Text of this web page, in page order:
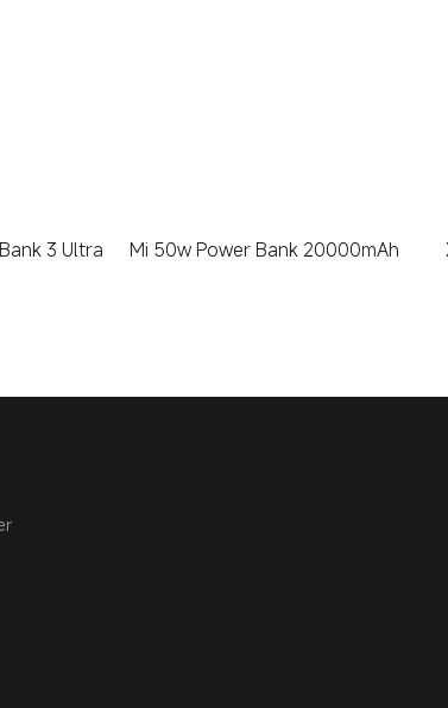
3 Ultra
Mi 50w Power Bank 20000mAh